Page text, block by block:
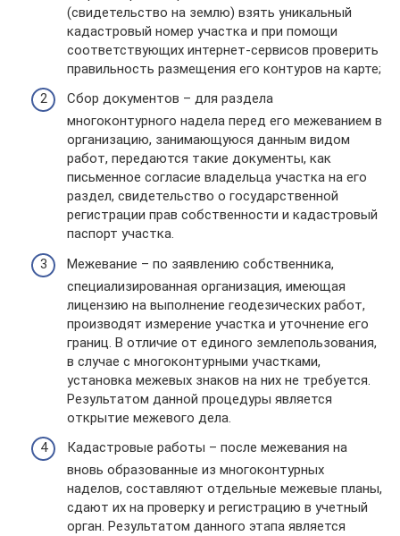
(свидетельство на землю) взять уникальный
кадастровый номер участка и при помощи
соответствующих интернет-сервисов проверить
правильность размещения его контуров на карте;
Сбор документов – для раздела
многоконтурного надела перед его межеванием в
организацию, занимающуюся данным видом
работ, передаются такие документы, как
письменное согласие владельца участка на его
раздел, свидетельство о государственной
регистрации прав собственности и кадастровый
паспорт участка.
Межевание – по заявлению собственника,
специализированная организация, имеющая
лицензию на выполнение геодезических работ,
производят измерение участка и уточнение его
границ. В отличие от единого землепользования,
в случае с многоконтурными участками,
установка межевых знаков на них не требуется.
Результатом данной процедуры является
открытие межевого дела.
Кадастровые работы – после межевания на
вновь образованные из многоконтурных
наделов, составляют отдельные межевые планы,
сдают их на проверку и регистрацию в учетный
орган. Результатом данного этапа является